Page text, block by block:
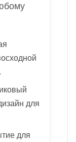
для
для